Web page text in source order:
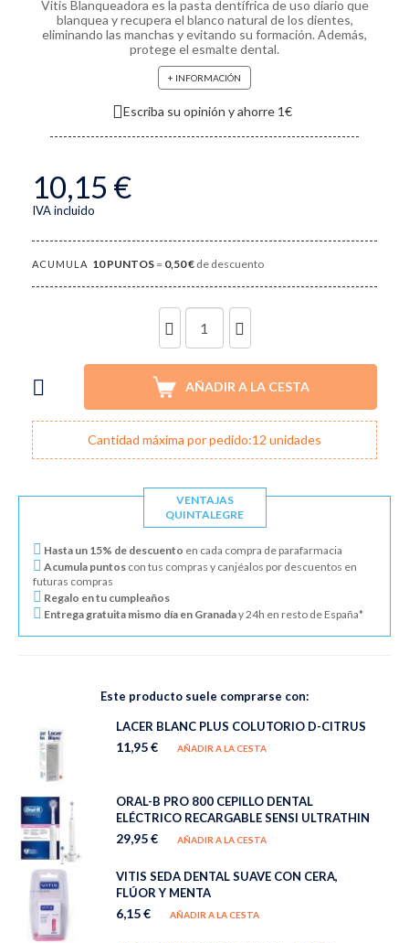
Vitis Blanqueadora es la pasta dentífrica de uso diario que
blanquea y recupera el blanco natural de los dientes,
eliminando las manchas y evitando su formación. Además,
protege el esmalte dental.
+ INFORMACIÓN
Escriba su opinión y ahorre 1€
10,15 €
IVA incluido
ACUMULA 10PUNTOS = 0,50 € de descuento
UNIDADES
AÑADIR A LA CESTA
Cantidad máxima por pedido:12 unidades
VENTAJAS
QUINTALEGRE
Hasta un 15% de descuento en cada compra de parafarmacia
Acumula puntos con tus compras y canjéalos por descuentos en
futuras compras
Regalo en tu cumpleaños
Entrega gratuita mismo día en Granaday 24h en resto de España*
Este producto suele comprarse con:
LACER BLANC PLUS COLUTORIO D-CITRUS
11,95 € AÑADIR A LA CESTA
ORAL-B PRO 800 CEPILLO DENTAL
ELÉCTRICO RECARGABLE SENSI ULTRATHIN
29,95 € AÑADIR A LA CESTA
VITIS SEDA DENTAL SUAVE CON CERA,
FLÚOR Y MENTA
6,15 € AÑADIR A LA CESTA